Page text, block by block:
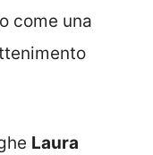
come una
Laura